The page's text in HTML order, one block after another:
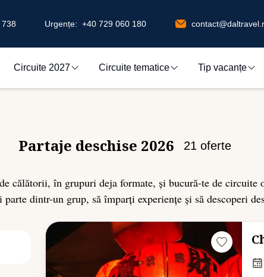
Urgențe: +40 729 060 180
Circuite 2027 Circuite tematice Tip vacanțe
Partaje deschise 2026 21 oferte
călătorii, în grupuri deja formate, și bucură-te de
parte dintr-un grup, să împarți experiențe și să descoperi